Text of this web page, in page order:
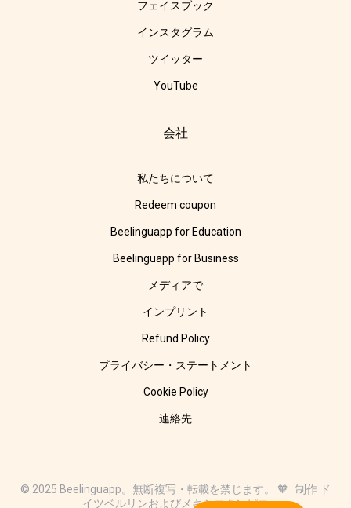
フェイスブック
インスタグラム
ツイッター
YouTube
会社
私たちについて
Redeem coupon
Beelinguapp for Education
Beelinguapp for Business
メディアで
インプリント
Refund Policy
プライバシー・ステートメント
Cookie Policy
連絡先
© 2025 Beelinguapp。無断複写・転載を禁じます。 🧡 制作 ド
イツベルリンおよびメキシコタンピコ